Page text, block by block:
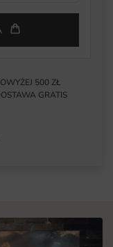
500 ZŁ
GRATIS